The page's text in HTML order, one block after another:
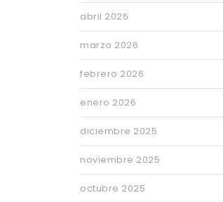
abril 2026
marzo 2026
febrero 2026
enero 2026
diciembre 2025
noviembre 2025
octubre 2025